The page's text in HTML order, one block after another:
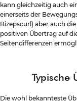
kann gleichzeitig auch
einerseits der
Bizepscurl) aber auch
positiven Übertrag auf
Seitendifferenzen
Typische
Die wohl bekannteste